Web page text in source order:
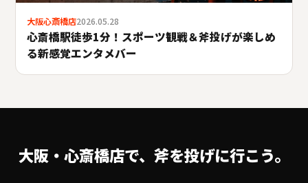
大阪心斎橋店2026.05.28
心斎橋駅徒歩1分！スポーツ観戦＆斧投げが楽しめ
る新感覚エンタメバー
大阪・心斎橋店で、斧を投げに行こう。